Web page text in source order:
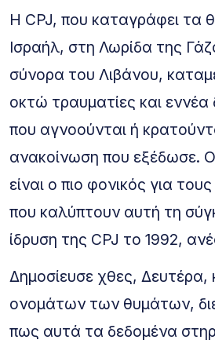
Η CPJ, που καταγράφει τα
Ισραήλ, στη Λωρίδα της
σύνορα του Λιβάνου,
οκτώ τραυματίες και
που αγνοούνται ή
ανακοίνωση που εξέδωσε.
είναι ο πιο φονικός για
που καλύπτουν αυτή τη
ίδρυση της CPJ το 1992,
Δημοσίευσε χθες,
ονομάτων των θυμάτων,
πως αυτά τα δεδομένα